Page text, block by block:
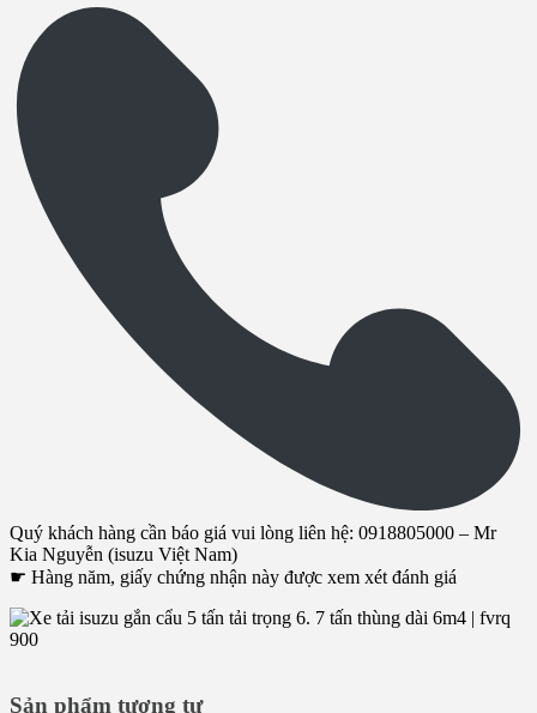
Quý khách hàng cần báo giá vui lòng liên hệ: 0918805000 – Mr
Kia Nguyễn (isuzu Việt Nam)
☛ Hàng năm, giấy chứng nhận này được xem xét đánh giá
Sản phẩm tương tự